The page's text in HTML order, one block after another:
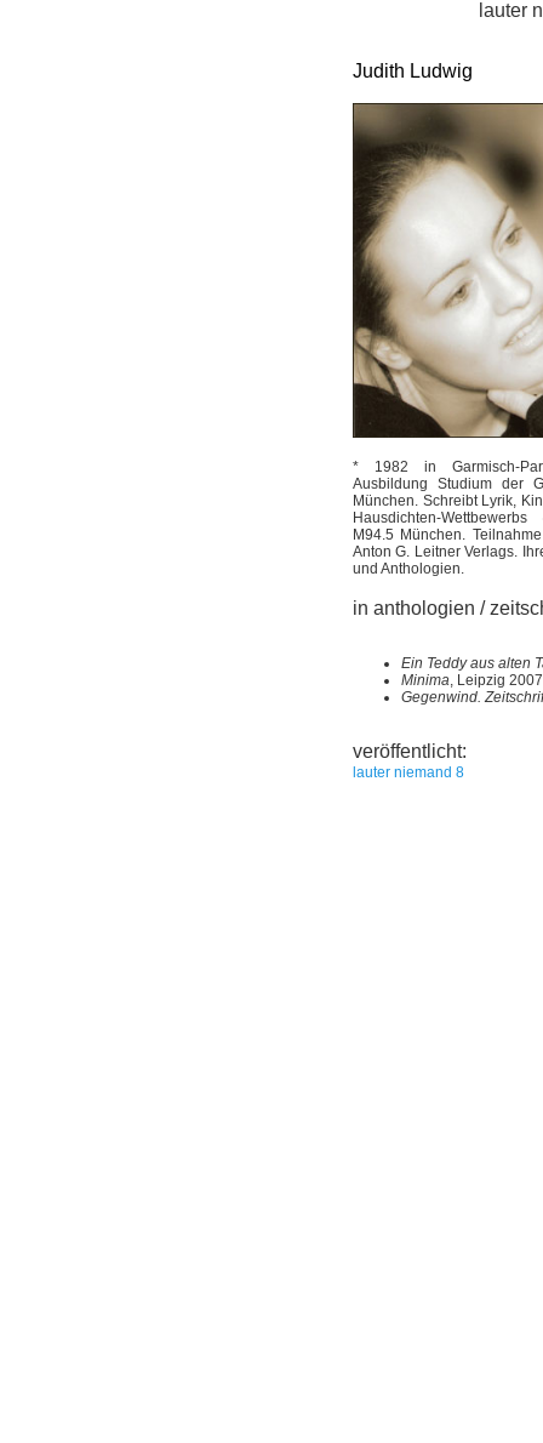
lauter
Judith Ludwig
* 1982 in Garmisch-
Ausbildung Studium der
München. Schreibt Lyrik,
Hausdichten-Wettbewerbs
M94.5 München.
Anton G. Leitner Verlags.
und Anthologien.
in anthologien /
Ein Teddy aus alten
Minima, Leipzig 2007
Gegenwind.
veröffentlicht:
lauter niemand 8